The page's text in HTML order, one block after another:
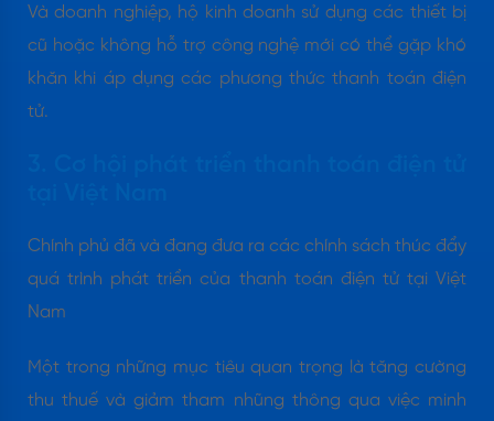
Và doanh nghiệp, hộ kinh doanh sử dụng các thiết bị
cũ hoặc không hỗ trợ công nghệ mới có thể gặp khó
khăn khi áp dụng các phương thức thanh toán điện
tử.
Chính phủ đã và đang đưa ra các chính sách thúc đẩy
quá trình phát triển của thanh toán điện tử tại Việt
Nam
Một trong những mục tiêu quan trọng là tăng cường
thu thuế và giảm tham nhũng thông qua việc minh